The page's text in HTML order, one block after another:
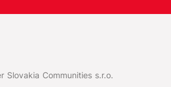
Communities s.r.o.